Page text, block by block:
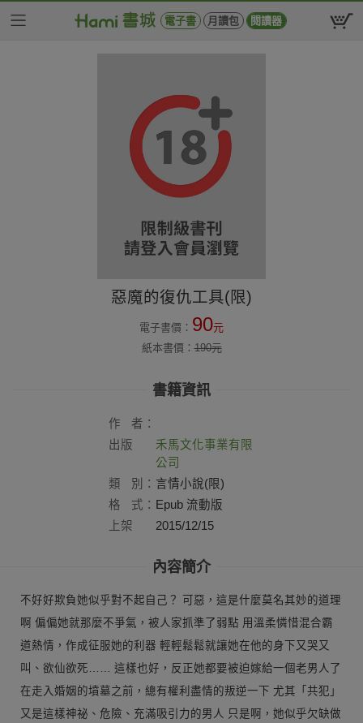
電子書 月讀包 閱讀器
惡魔的復仇工具(限)
電子書價： 90元
紙本書價：190元
書籍資訊
作
者：
出版
禾馬文化事業有限
公司
類
別： 言情小說(限)
格
式： Epub 流動版
上架
2015/12/15
內容簡介
不好好欺負她似乎對不起自己？ 可惡，這是什麼莫名其妙的道理
啊 偏偏她就那麼不爭氣，被人家抓準了弱點 用溫柔憐惜混合霸
道熱情，作成征服她的利器 輕輕鬆鬆就讓她在他的身下又哭又
叫、欲仙欲死…… 這樣也好，反正她都要被迫嫁給一個老男人了
在走入婚姻的墳墓之前，總有權利盡情的叛逆一下 尤其「共犯」
又是這樣神祕、危險、充滿吸引力的男人 只是啊，她似乎欠缺做